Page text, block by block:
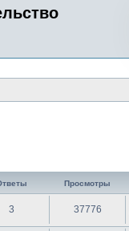
Просмотры
3 37776